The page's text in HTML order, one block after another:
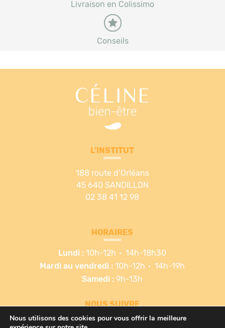
Livraison en Colissimo
Conseils
L’INSTITUT
188 route d’Orléans
45 640 SANDILLON
02 38 41 12 98
HORAIRES
Lundi : 10h-12h
14h-18h30
Mardi au vendredi : 10h-12h
14h-19h
Samedi : 9h-13h
NOUS SUIVRE
Nous utilisons des cookies pour vous offrir la meilleure